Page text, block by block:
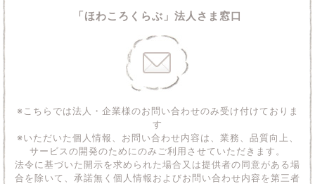
「ほわころくらぶ」法人さま窓口
※こちらでは法人・企業様のお問い合わせのみ受け付けておりま
す
※いただいた個人情報、お問い合わせ内容は、業務、品質向上、
サービスの開発のためにのみご利用させていただきます。
法令に基づいた開示を求められた場合又は提供者の同意がある場
合を除いて、承諾無く個人情報およびお問い合わせ内容を第三者